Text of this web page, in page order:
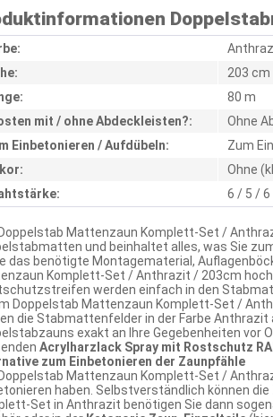
203 cm
80 m
mit / ohne Abdeckleisten?:
Ohne
Einbetonieren / Aufdübeln:
Zum
Ohne
6 / 5 / 6
Mattenzaun Komplett-Set /
und beinhaltet alles, was Sie
das benötigte Montagematerial,
Komplett-Set / Anthrazit / 203cm
werden einfach in den
Doppelstab Mattenzaun Komplett-Set /
die Stabmattenfelder in der Farbe
exakt an Ihre Gegebenheiten vor
Acrylharzlack Spray mit Rostschutz
zum Einbetonieren der Zaunpfähle
Mattenzaun Komplett-Set /
haben. Selbstverständlich können
Set in Anthrazit benötigen Sie dann